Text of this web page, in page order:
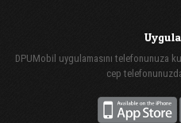
DPUMobil uygulamasını telefonunuza
cep